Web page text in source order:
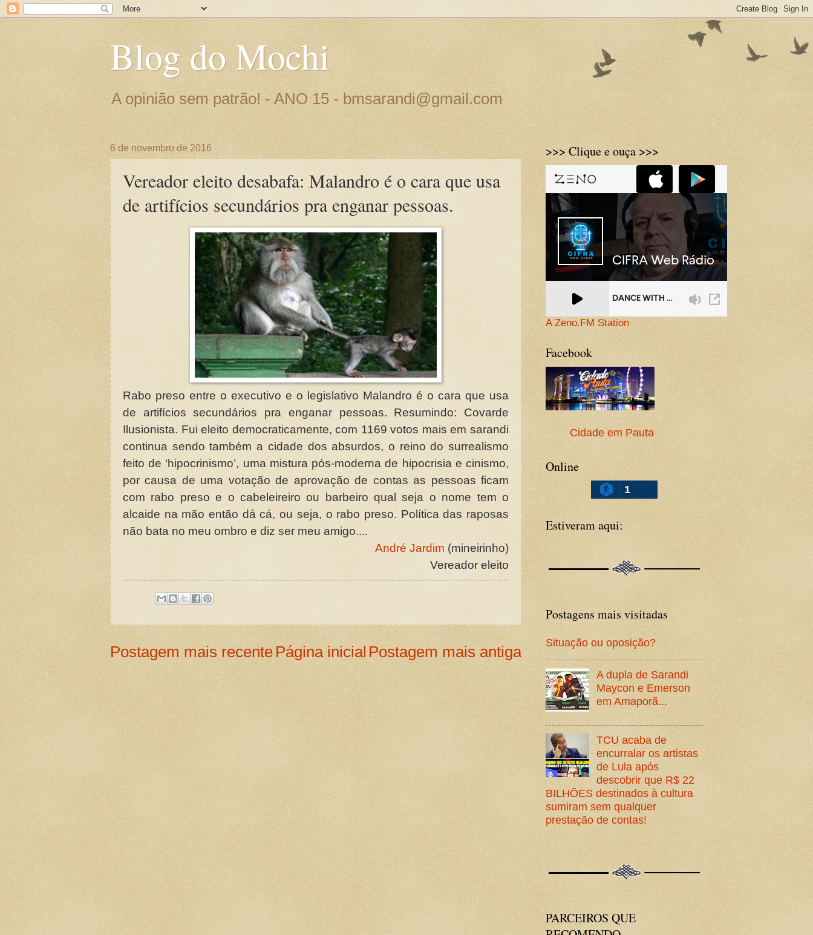
Blog do Mochi
A opinião sem patrão! - ANO 15 - bmsarandi@gmail.com
6 de novembro de 2016
Vereador eleito desabafa: Malandro é o cara que usa
de artifícios secundários pra enganar pessoas.
Rabo preso entre o executivo e o legislativo Malandro é o cara que usa
de artifícios secundários pra enganar pessoas. Resumindo: Covarde
Ilusionista. Fui eleito democraticamente, com 1169 votos mais em sarandi
continua sendo também a cidade dos absurdos, o reino do surrealismo
feito de ‘hipocrinismo’, uma mistura pós-moderna de hipocrisia e cinismo,
por causa de uma votação de aprovação de contas as pessoas ficam
com rabo preso e o cabeleireiro ou barbeiro qual seja o nome tem o
alcaide na mão então dá cá, ou seja, o rabo preso. Política das raposas
não bata no meu ombro e diz ser meu amigo....
André Jardim (mineirinho)
Vereador eleito
Postagem mais recente Postagem mais antiga
Página inicial
>>> Clique e ouça >>>
A Zeno.FM Station
Facebook
Cidade em Pauta
Online
1
Estiveram aqui:
Postagens mais visitadas
Situação ou oposição?
A dupla de Sarandi
Maycon e Emerson
em Amaporã...
TCU acaba de
encurralar os artistas
de Lula após
descobrir que R$ 22
BILHÕES destinados à cultura
sumiram sem qualquer
prestação de contas!
PARCEIROS QUE